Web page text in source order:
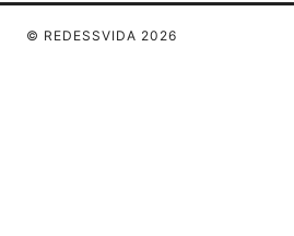
© REDESSVIDA 2026